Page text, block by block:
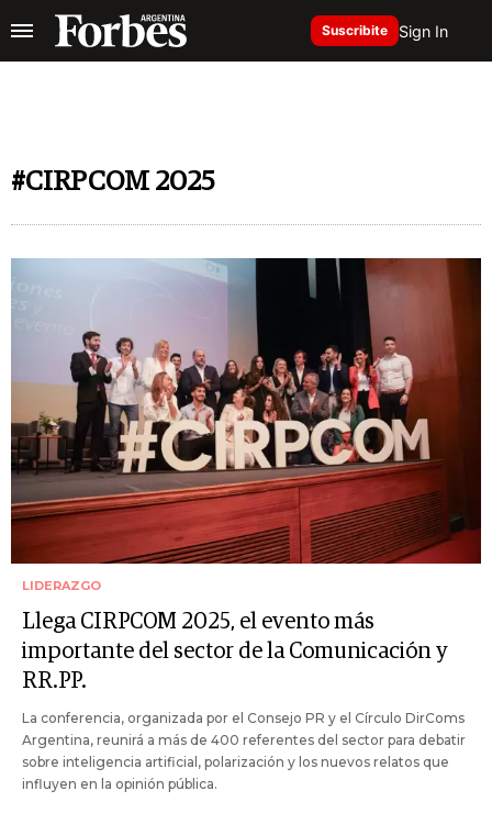
Suscribite Sign In
#CIRPCOM 2025
LIDERAZGO
Llega CIRPCOM 2025, el evento más
importante del sector de la Comunicación y
RR.PP.
La conferencia, organizada por el Consejo PR y el Círculo DirComs
Argentina, reunirá a más de 400 referentes del sector para debatir
sobre inteligencia artificial, polarización y los nuevos relatos que
influyen en la opinión pública.